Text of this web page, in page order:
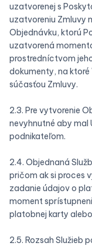
uzatvorenej s
uzatvoreniu Zmluvy
Objednávku, ktorú
uzatvorená
prostredníctvom
dokumenty, na ktoré
súčasťou Zmluvy.
2.3. Pre vytvorenie
nevyhnutné aby
podnikateľom.
2.4. Objednaná
pričom ak si proces
zadanie údajov o
moment
platobnej karty
2.5. Rozsah Služieb